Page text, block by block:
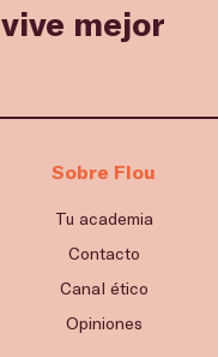
vive mejor
Sobre Flou
Tu academia
Contacto
Canal ético
Opiniones